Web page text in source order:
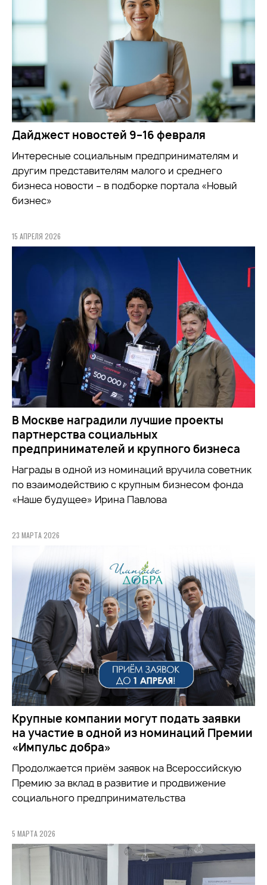
Дайджест новостей 9–16 февраля
Интересные социальным предпринимателям и
другим представителям малого и среднего
бизнеса новости – в подборке портала «Новый
бизнес»
15 АПРЕЛЯ 2026
В Москве наградили лучшие проекты
партнерства социальных
предпринимателей и крупного бизнеса
Награды в одной из номинаций вручила советник
по взаимодействию с крупным бизнесом фонда
«Наше будущее» Ирина Павлова
23 МАРТА 2026
Крупные компании могут подать заявки
на участие в одной из номинаций Премии
«Импульс добра»
Продолжается приём заявок на Всероссийскую
Премию за вклад в развитие и продвижение
социального предпринимательства
5 МАРТА 2026